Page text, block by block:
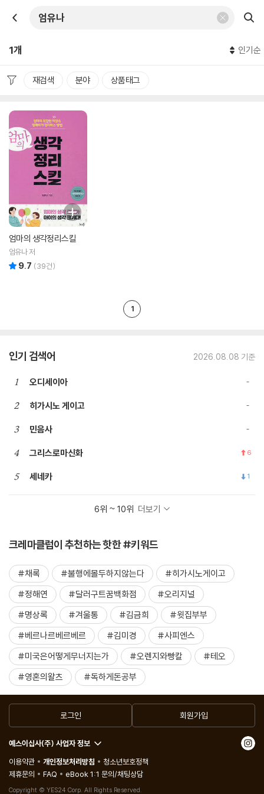
1개 인기순
재검색 분야 상품태그
엄마의 생각정리스킬
엄유나 저
9.7 (39건)
1
인기 검색어 2026.08.08 기준
1 오디세이아
2 히가시노 게이고
3 민음사
4 그리스로마신화 6
5 세네카 1
6위 ~ 10위 더보기
크레마클럽이 추천하는 핫한 #키워드
#채록 #불행에몰두하지않는다
#히가시노게이고
#정해연
#달러구트꿈백화점
#오리지널
#명상록
#겨울통 #김금희
#윗집부부
#베르나르베르베르
#김미경
#사피엔스
#미국은어떻게무너지는가
#오렌지와빵칼
#테오
#영혼의왈츠
#독하게돈공부
로그인 회원가입
예스이십사(주) 사업자 정보
이용약관
개인정보처리방침
청소년보호정책
제휴문의
FAQ eBook 1:1 문의/채팅상담
Copyright © YES24 Corp. All Rights Reserved.